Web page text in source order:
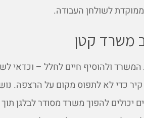
לשולחן העבודה.
משרד קטן
ולהוסיף חיים לחלל – וכדאי
כדי לא לתפוס מקום על הרצפה.
יכולים להפוך משרד מסודר לבלגן